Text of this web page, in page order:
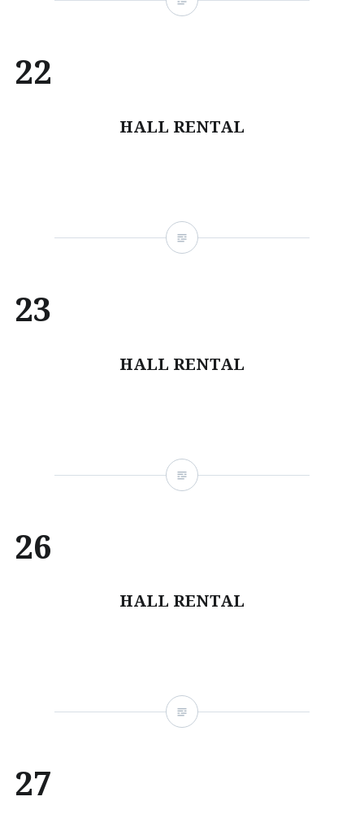
22
HALL RENTAL
23
HALL RENTAL
26
HALL RENTAL
27